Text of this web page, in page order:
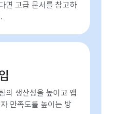
면 고급 문서를 참고하
의 생산성을 높이고 앱
만족도를 높이는 방